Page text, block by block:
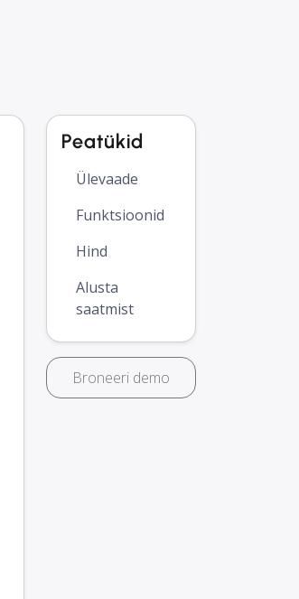
Peatükid
Ülevaade
Funktsioonid
Hind
Alusta
saatmist
Broneeri demo